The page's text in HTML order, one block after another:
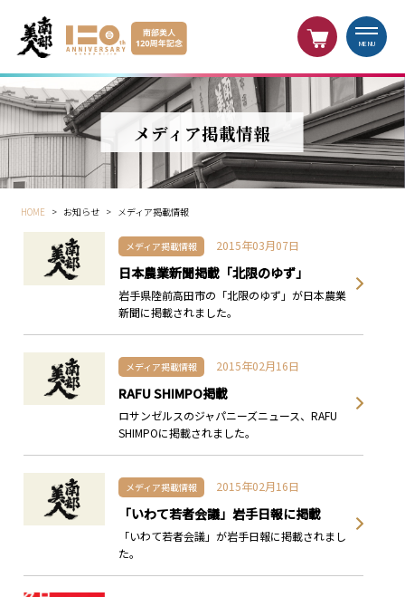
MENU
メディア掲載情報
HOME > お知らせ > メディア掲載情報
メディア掲載情報 2015年03月07日
日本農業新聞掲載「北限のゆず」
岩手県陸前高田市の「北限のゆず」が日本農業
新聞に掲載されました。
メディア掲載情報 2015年02月16日
RAFU SHIMPO掲載
ロサンゼルスのジャパニーズニュース、RAFU
SHIMPOに掲載されました。
メディア掲載情報 2015年02月16日
「いわて若者会議」岩手日報に掲載
「いわて若者会議」が岩手日報に掲載されまし
た。